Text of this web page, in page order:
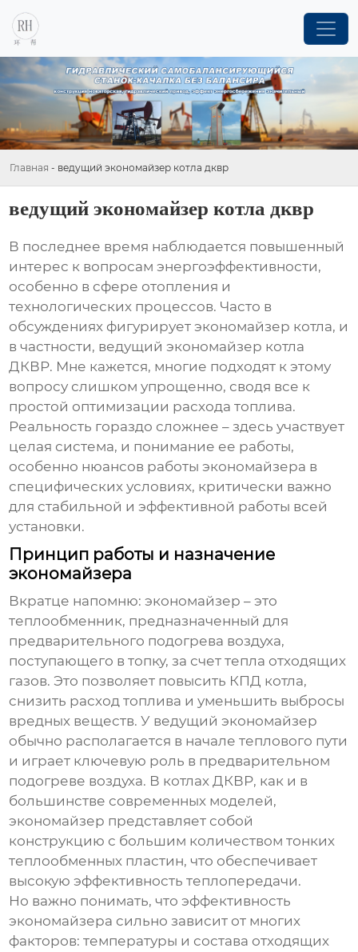
Главная - ведущий экономайзер котла дквр
ведущий экономайзер котла дквр
В последнее время наблюдается повышенный
интерес к вопросам энергоэффективности,
особенно в сфере отопления и
технологических процессов. Часто в
обсуждениях фигурируетэкономайзер котла, и
в частности, ведущий экономайзер котла
ДКВР. Мне кажется, многие подходят к этому
вопросу слишком упрощенно, сводя все к
простой оптимизации расхода топлива.
Реальность гораздо сложнее – здесь участвует
целая система, и понимание ее работы,
особенно нюансов работыэкономайзера в
специфических условиях, критически важно
для стабильной и эффективной работы всей
установки.
Принцип работы и назначение
экономайзера
Вкратце напомню: экономайзер – это
теплообменник, предназначенный для
предварительного подогрева воздуха,
поступающего в топку, за счет тепла отходящих
газов. Это позволяет повысить КПД котла,
снизить расход топлива и уменьшить выбросы
вредных веществ. У ведущий экономайзер
обычно располагается в начале теплового пути
и играет ключевую роль в предварительном
подогреве воздуха. В котлах ДКВР, как и в
большинстве современных моделей,
экономайзер представляет собой
конструкцию с большим количеством тонких
теплообменных пластин, что обеспечивает
высокую эффективность теплопередачи.
Но важно понимать, что эффективность
экономайзера сильно зависит от многих
факторов: температуры и состава отходящих